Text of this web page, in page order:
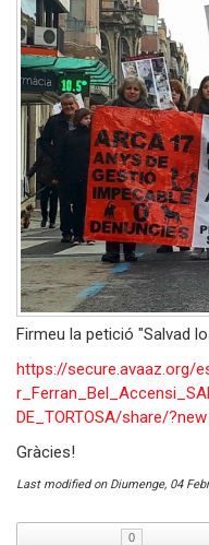
Firmeu la petició "Salvad
https://secure.avaaz.org/
DE_TORTOSA/share/?new
Gràcies!
Last modified on Diumenge, 04
0